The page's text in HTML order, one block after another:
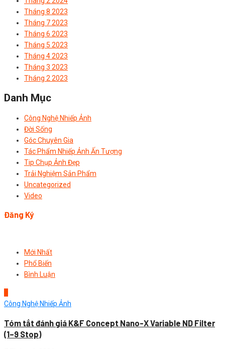
Tháng 8 2023
Tháng 7 2023
Tháng 6 2023
Tháng 5 2023
Tháng 4 2023
Tháng 3 2023
Tháng 2 2023
Danh Mục
Công Nghệ Nhiếp Ảnh
Đời Sống
Góc Chuyên Gia
Tác Phẩm Nhiếp Ảnh Ấn Tượng
Tip Chụp Ảnh Đẹp
Trải Nghiệm Sản Phẩm
Uncategorized
Video
Đăng Ký
Mới Nhất
Phổ Biến
Bình Luận
Công Nghệ Nhiếp Ảnh
Tóm tắt đánh giá K&F Concept Nano-X Variable ND Filter
(1–9 Stop)